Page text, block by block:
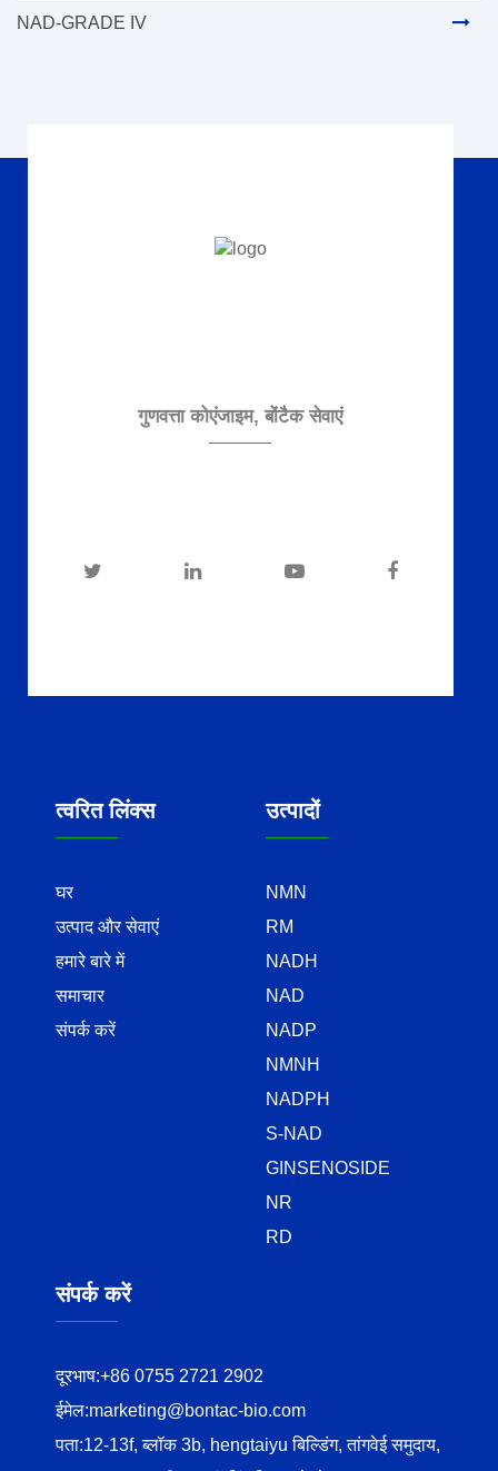
NAD-GRADE IV
गुणवत्ता कोएंजाइम, बोंटैक सेवाएं
त्वरित लिंक्स
घर
उत्पाद और सेवाएं
हमारे बारे में
समाचार
संपर्क करें
उत्पादों
NMN
RM
NADH
NAD
NADP
NMNH
NADPH
S-NAD
GINSENOSIDE
NR
RD
संपर्क करें
दूरभाष:+86 0755 2721 2902
ईमेल:marketing@bontac-bio.com
पता:12-13f, ब्लॉक 3b, hengtaiyu बिल्डिंग, तांगवेई समुदाय,